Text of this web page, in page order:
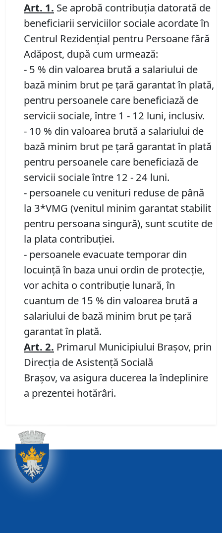
Art. 1. Se aprobă contribuţia datorată de
beneficiarii serviciilor sociale acordate în
Centrul Rezidenţial pentru Persoane fără
Adăpost, după cum urmează:
- 5 % din valoarea brută a salariului de
bază minim brut pe ţară garantat în plată,
pentru persoanele care beneficiază de
servicii sociale, între 1 - 12 luni, inclusiv.
- 10 % din valoarea brută a salariului de
bază minim brut pe ţară garantat în plată
pentru persoanele care beneficiază de
servicii sociale între 12 - 24 luni.
- persoanele cu venituri reduse de până
la 3*VMG (venitul minim garantat stabilit
pentru persoana singură), sunt scutite de
la plata contribuției.
- persoanele evacuate temporar din
locuinţă în baza unui ordin de protecţie,
vor achita o contribuţie lunară, în
cuantum de 15 % din valoarea brută a
salariului de bază minim brut pe ţară
garantat în plată.
Art. 2. Primarul Municipiului Braşov, prin
Direcţia de Asistenţă Socială
Braşov, va asigura ducerea la îndeplinire
a prezentei hotărâri.